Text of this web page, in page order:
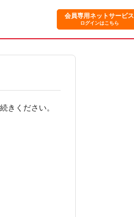
会員専用ネットサービス
ログインはこちら
きください。